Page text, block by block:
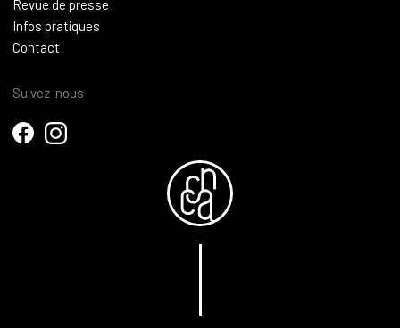
Revue de presse
Infos pratiques
Contact
Suivez-nous